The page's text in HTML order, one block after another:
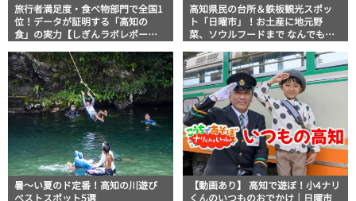
旅行者満足度・食べ物部門で全国1
位！データが証明する「高知の
食」の実力【しぎんラボレポー
高知県民の台所＆鉄板観光スポッ
ト「日曜市」！お土産に地元野
菜、ソウルフードまで なんでもそ
説！
暑～い夏のド定番！高知の川遊び
ベストスポット5選
【動画あり】 高知で遊ぼ！小4ナリ
くんのいつものおでかけ｜日曜市